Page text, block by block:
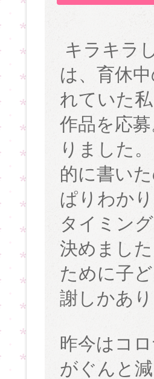
キラキラ
は、育休
れていた
作品を応
りました
的に書い
ぱりわか
タイミン
決めまし
ために子
謝しかあ
昨今はコ
がぐんと